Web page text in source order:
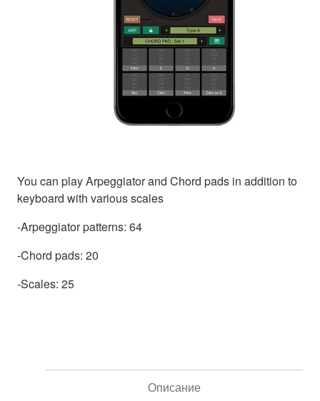
You can play Arpeggiator and Chord pads in addition to
keyboard with various scales
-Arpeggiator patterns: 64
-Chord pads: 20
-Scales: 25
Описание